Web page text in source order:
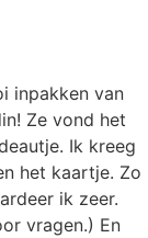
inpakken van
Ze vond het
Ik kreeg
het kaartje. Zo
ik zeer.
vragen.) En